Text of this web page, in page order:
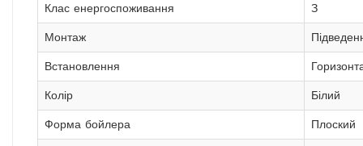
Клас енергоспоживання З
Монтаж
Встановлення
Колір Білий
Форма бойлера Плоский